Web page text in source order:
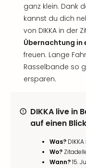
ganz klein. Dank
kannst du dich
von DIKKA in der
Übernachtung in
freuen. Lange
Rasselbande so
ersparen.
DIKKA live in
auf einen Blick
Was?
Wo?
Wann?15.